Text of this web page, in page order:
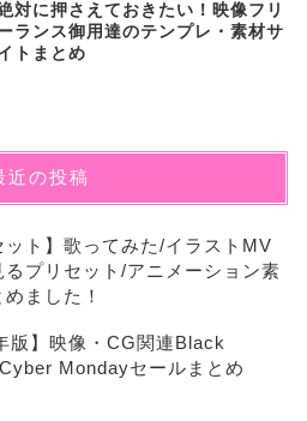
対に押さえておきたい！映像フリ
ランス御用達のテンプレ・素材サ
トまとめ
近の投稿
ット】歌ってみた/イラストMV
るプリセット/アニメーション素
ました！
版】映像・CG関連Black
Mondayセールまとめ